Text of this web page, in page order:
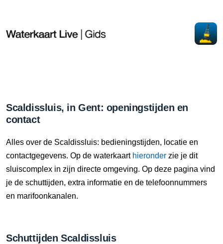
Scaldissluis, in Gent: openingstijden en
contact
Alles over de Scaldissluis: bedieningstijden, locatie en
contactgegevens. Op de waterkaart hieronder zie je dit
sluiscomplex in zijn directe omgeving. Op deze pagina vind
je de schuttijden, extra informatie en de telefoonnummers
en marifoonkanalen.
Schuttijden Scaldissluis